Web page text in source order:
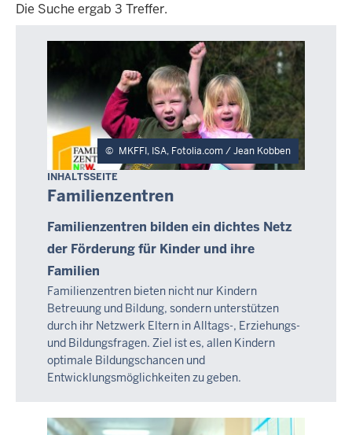
Die Suche ergab 3 Treffer.
Treffer.
MKFFI, ISA, Fotolia.com / Jean Kobben
INHALTSSEITE
Familienzentren
Familienzentren bilden ein dichtes Netz
der Förderung für Kinder und ihre
Familien
Familienzentren bieten nicht nur Kindern
Betreuung und Bildung, sondern unterstützen
durch ihr Netzwerk Eltern in Alltags-, Erziehungs-
und Bildungsfragen. Ziel ist es, allen Kindern
optimale Bildungschancen und
Entwicklungsmöglichkeiten zu geben.